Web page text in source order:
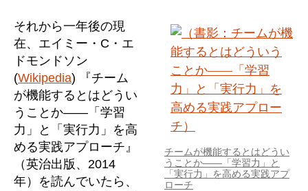
チームが機能するとはどうい
うことか――「学習力」と
「実行力」を高める実践アプ
ローチ
それから一年後の現
在、エイミー・C・エ
ドモンドソン
(Wikipedia) 『チーム
が機能するとはどうい
うことか――「学習
力」と「実行力」を高
める実践アプローチ』
（英治出版、2014
年）を読んでいたら、